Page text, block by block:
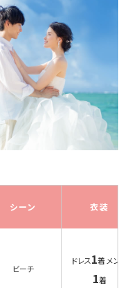
シーン 衣装
ビーチ
ドレス1着 メンズ
1着